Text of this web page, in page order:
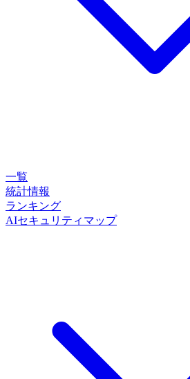
一覧
統計情報
ランキング
AIセキュリティマップ